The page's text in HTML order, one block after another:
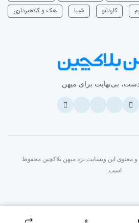
‌کاردانو شیبا هک و کلاهبرداری
بی‌نهایت برای میهن
و معنوی این وبسایت نزد میهن بلاکچین محفوظ
است.